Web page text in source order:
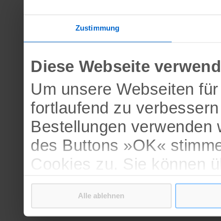
Zustimmung
Diese Webseite
Um unsere Webseiten
fortlaufend zu
Bestellungen
des Buttons »OK«
Cookies zu. Sie können
verschiedenen Cookies
bestätigen.
Alle ablehnen